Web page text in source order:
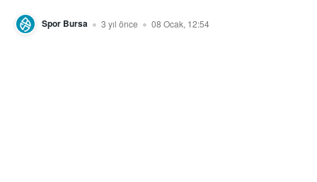
Spor Bursa 3 yıl önce 08 Ocak, 12:54